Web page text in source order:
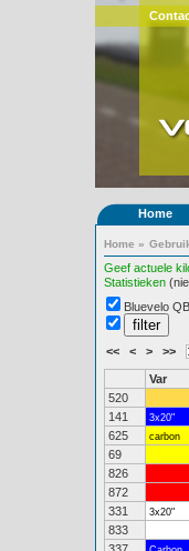
Home
Home »
Geef actuele
Statistieken
Bluevelo QB
<< < > >>
Var
520
141
3x20"
625
carbon
69
826
872
331
3x20"
833